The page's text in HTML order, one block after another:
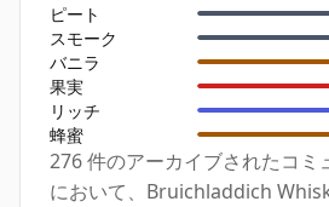
ピート
スモーク
バニラ
果実
リッチ
蜂蜜
276 件のアーカイブされたコミ
において、Bruichladdich